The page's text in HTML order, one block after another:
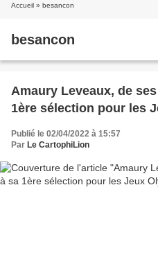
Accueil » besancon
besancon
Amaury Leveaux, de
1ère sélection pour les
Publié le 02/04/2022 à 15:57
Par Le CartophiLion